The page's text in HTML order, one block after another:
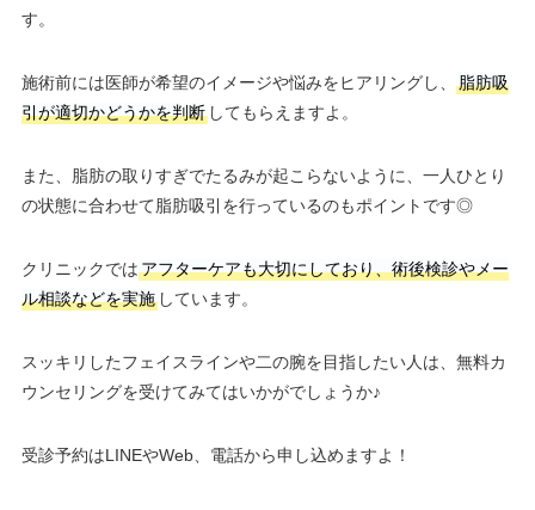
す。
施術前には医師が希望のイメージや悩みをヒアリングし、
脂肪吸
引が適切かどうかを判断してもらえますよ。
また、脂肪の取りすぎでたるみが起こらないように、一人ひとり
の状態に合わせて脂肪吸引を行っているのもポイントです◎
クリニックではアフターケアも大切にしており、術後検診やメー
ル相談などを実施しています。
スッキリしたフェイスラインや二の腕を目指したい人は、無料カ
ウンセリングを受けてみてはいかがでしょうか♪
受診予約はLINEやWeb、電話から申し込めますよ！